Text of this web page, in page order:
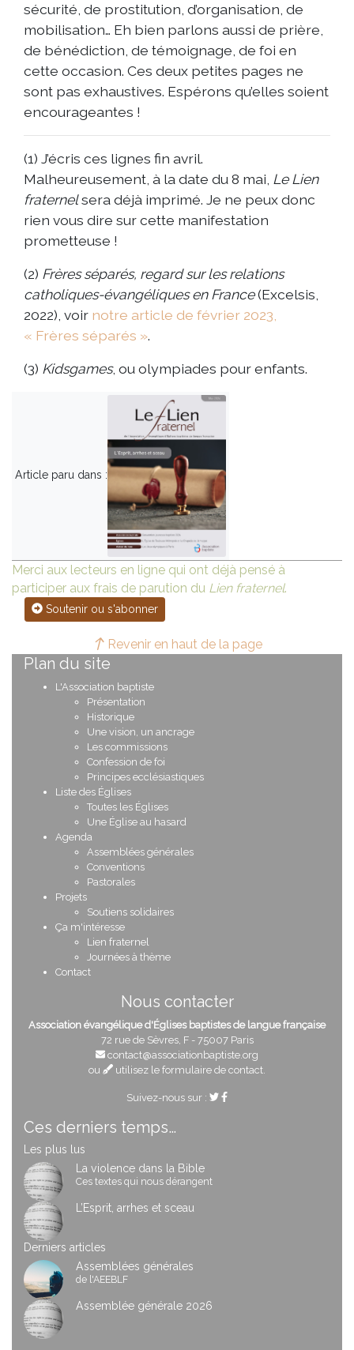
sécurité, de prostitution, d’organisation, de
mobilisation… Eh bien parlons aussi de prière,
de bénédiction, de témoignage, de foi en
cette occasion. Ces deux petites pages ne
sont pas exhaustives. Espérons qu’elles soient
encourageantes !
(1) J’écris ces lignes fin avril.
Malheureusement, à la date du 8 mai, Le Lien
fraternelsera déjà imprimé. Je ne peux donc
rien vous dire sur cette manifestation
prometteuse !
(2) Frères séparés, regard sur les relations
catholiques-évangéliques en France(Excelsis,
2022), voir notre article de février 2023,
« Frères séparés ».
(3) Kidsgames, ou olympiades pour enfants.
Article paru dans :
Merci aux lecteurs en ligne qui ont déjà pensé à
participer aux frais de parution du Lien fraternel.
Soutenir ou s'abonner
Revenir en haut de la page
Plan du site
L'Association baptiste
Présentation
Historique
Une vision, un ancrage
Les commissions
Confession de foi
Principes ecclésiastiques
Liste des Églises
Toutes les Églises
Une Église au hasard
Agenda
Assemblées générales
Conventions
Pastorales
Projets
Soutiens solidaires
Ça m'intéresse
Lien fraternel
Journées à thème
Contact
Nous contacter
Association évangélique d'Églises baptistes de langue française
72 rue de Sèvres, F - 75007 Paris
contact@associationbaptiste.org
ou
utilisez le formulaire de contact.
Suivez-nous sur :
Ces derniers temps…
Les plus lus
La violence dans la Bible
Ces textes qui nous dérangent
L’Esprit, arrhes et sceau
Derniers articles
Assemblées générales
de l'AEEBLF
Assemblée générale 2026